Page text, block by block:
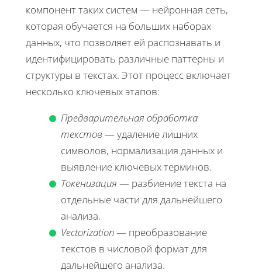
компонент таких систем — нейронная сеть,
которая обучается на больших наборах
данных, что позволяет ей распознавать и
идентифицировать различные паттерны и
структуры в текстах. Этот процесс включает
несколько ключевых этапов:
Предварительная обработка
текстов — удаление лишних
символов, нормализация данных и
выявление ключевых терминов.
Токенизация — разбиение текста на
отдельные части для дальнейшего
анализа.
Vectorization— преобразование
текстов в числовой формат для
дальнейшего анализа.